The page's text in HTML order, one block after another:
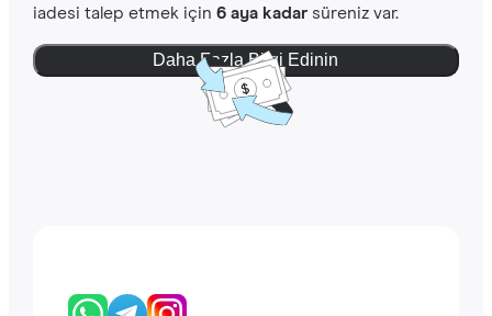
iadesi talep etmek için 6 aya kadarsüreniz var.
Daha Fazla Bilgi Edinin